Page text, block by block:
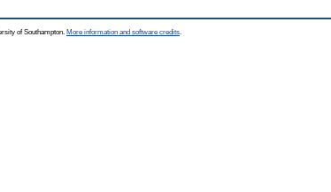
of Southampton. More information and software credits